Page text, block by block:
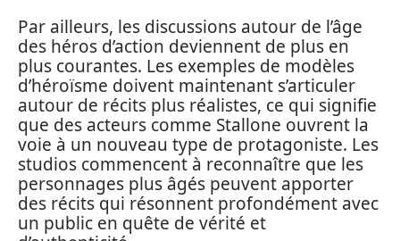
Par ailleurs, les discussions autour de l’âge
des héros d’action deviennent de plus en
plus courantes. Les exemples de modèles
d’héroïsme doivent maintenant s’articuler
autour de récits plus réalistes, ce qui signifie
que des acteurs comme Stallone ouvrent la
voie à un nouveau type de protagoniste. Les
studios commencent à reconnaître que les
personnages plus âgés peuvent apporter
des récits qui résonnent profondément avec
un public en quête de vérité et